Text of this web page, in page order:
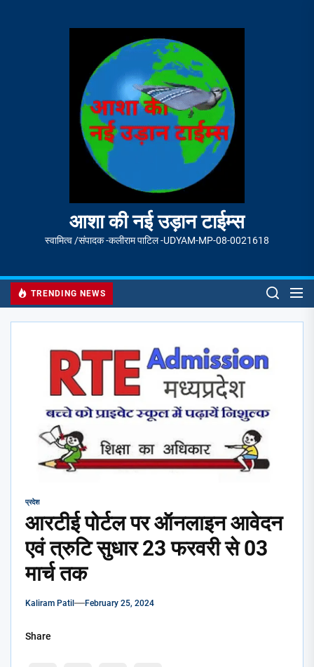
आशा की नई उड़ान टाईम्स
स्वामित्व /संपादक -कलीराम पाटिल -UDYAM-MP-08-0021618
TRENDING NEWS
प्रदेश
आरटीई पोर्टल पर ऑनलाइन आवेदन
एवं त्रुटि सुधार 23 फरवरी से 03
मार्च तक
Kaliram Patil February 25, 2024
Share